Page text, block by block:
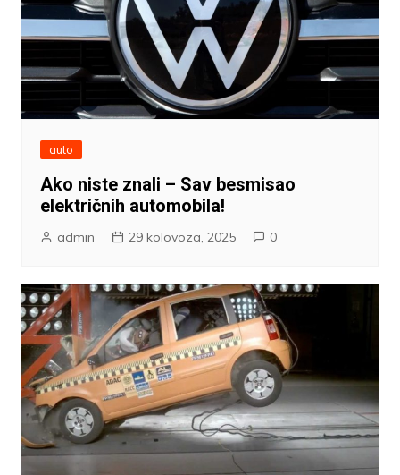
auto
Ako niste znali – Sav besmisao
električnih automobila!
admin 29 kolovoza, 2025 0